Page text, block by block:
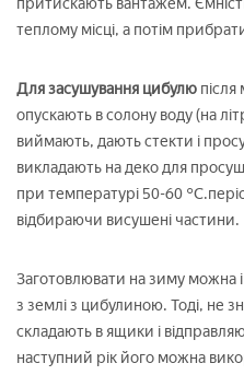
притискають вантажем.
теплому місці, а потім
Для засушування цибулю
опускають в солону воду (на
виймають, дають стекти і
викладають на деко для
при температурі 50-60
відбираючи висушені частини.
Заготовлювати на зиму можна
з землі з цибулиною. Тоді, не
складають в ящики і
наступний рік його можна